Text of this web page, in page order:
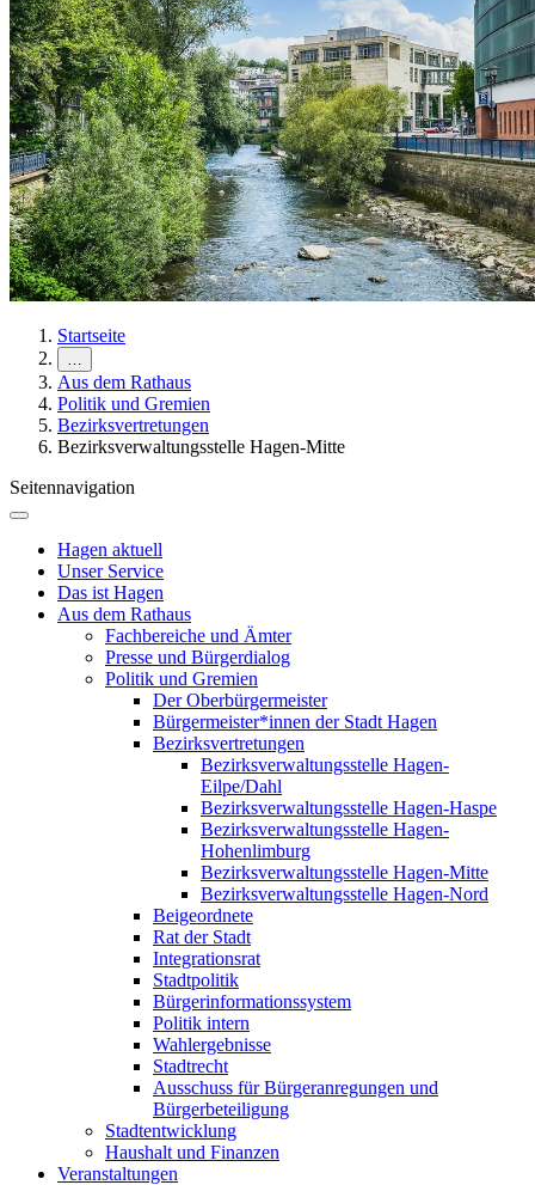
Startseite
…
Aus dem Rathaus
Politik und Gremien
Bezirksvertretungen
Bezirksverwaltungsstelle Hagen-Mitte
Seitennavigation
Hagen aktuell
Unser Service
Das ist Hagen
Aus dem Rathaus
Fachbereiche und Ämter
Presse und Bürgerdialog
Politik und Gremien
Der Oberbürgermeister
Bürgermeister*innen der Stadt Hagen
Bezirksvertretungen
Bezirksverwaltungsstelle Hagen-
Eilpe/Dahl
Bezirksverwaltungsstelle Hagen-Haspe
Bezirksverwaltungsstelle Hagen-
Hohenlimburg
Bezirksverwaltungsstelle Hagen-Mitte
Bezirksverwaltungsstelle Hagen-Nord
Beigeordnete
Rat der Stadt
Integrationsrat
Stadtpolitik
Bürgerinformationssystem
Politik intern
Wahlergebnisse
Stadtrecht
Ausschuss für Bürgeranregungen und
Bürgerbeteiligung
Stadtentwicklung
Haushalt und Finanzen
Veranstaltungen